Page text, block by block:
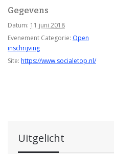
Gegevens
Datum: 11 juni 2018
Evenement Categorie: Open
inschrijving
Site: https://www.socialetop.nl/
Uitgelicht